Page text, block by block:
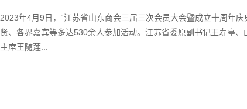
2023年4月9日，“江苏省山东商会三届三次会员大会暨成立十周年
贤、各界嘉宾等多达530余人参加活动。江苏省委原副书记王寿亭
主席王随莲...